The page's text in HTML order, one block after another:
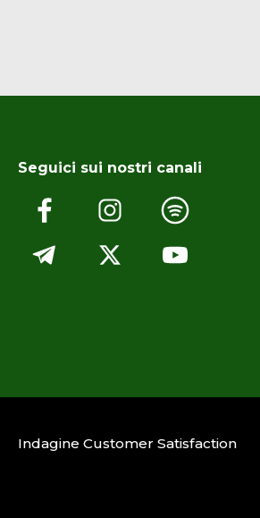
Seguici sui nostri canali
Indagine Customer Satisfaction